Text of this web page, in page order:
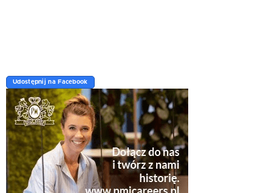
Udostępnij na Facebook